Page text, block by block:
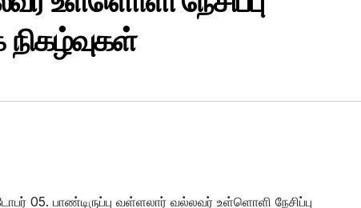
05. பாண்டிருப்பு வள்ளலார் வல்லவர் உள்ளொளி நேசிப்பு